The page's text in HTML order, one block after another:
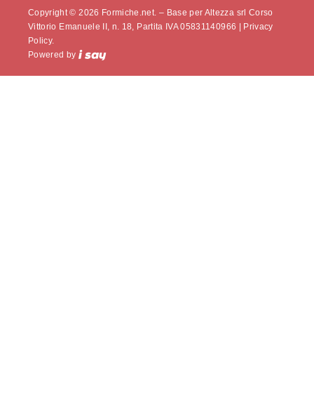
Copyright © 2026 Formiche.net. – Base per Altezza srl Corso
Vittorio Emanuele II, n. 18, Partita IVA 05831140966 | Privacy
Policy.
Powered by